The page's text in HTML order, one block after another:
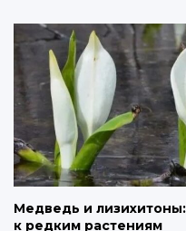
Медведь и
к редким растениям